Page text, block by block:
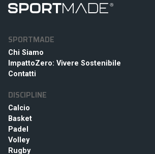
SPORTMADE
Chi Siamo
ImpattoZero: Vivere Sostenibile
Contatti
DISCIPLINE
Calcio
Basket
Padel
Volley
Rugby